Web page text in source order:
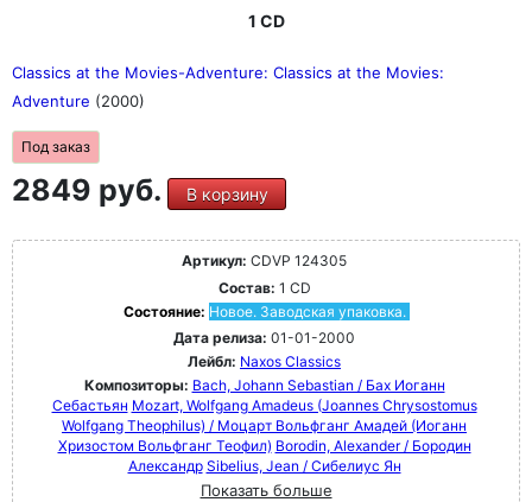
1 CD
Classics at the Movies-Adventure: Classics at the Movies:
Adventure (2000)
Под заказ
2849 руб. В корзину
Артикул: CDVP 124305
Состав: 1 CD
Состояние: Новое. Заводская упаковка.
Дата релиза: 01-01-2000
Лейбл: Naxos Classics
Композиторы: Bach, Johann Sebastian / Бах Иоганн
Себастьян Mozart, Wolfgang Amadeus (Joannes Chrysostomus
Wolfgang Theophilus) / Моцарт Вольфганг Амадей (Иоганн
Хризостом Вольфганг Теофил) Borodin, Alexander / Бородин
Александр Sibelius, Jean / Сибелиус Ян
Показать больше